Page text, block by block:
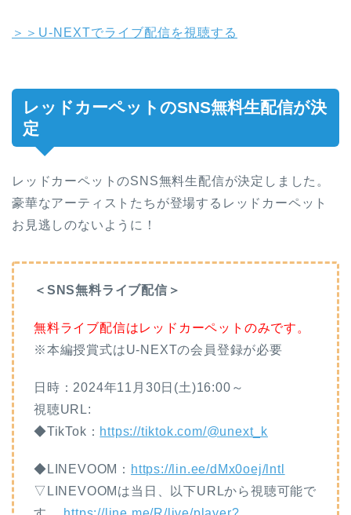
＞＞U-NEXTでライブ配信を視聴する
レッドカーペットのSNS無料生配信が決
定
レッドカーペットのSNS無料生配信が決定しました。
豪華なアーティストたちが登場するレッドカーペット
お見逃しのないように！
＜SNS無料ライブ配信＞
無料ライブ配信はレッドカーペットのみです。
※本編授賞式はU-NEXTの会員登録が必要
日時：2024年11月30日(土)16:00～
視聴URL:
◆TikTok： https://tiktok.com/@unext_k
◆LINEVOOM： https://lin.ee/dMx0oej/lntl
▽LINEVOOMは当日、以下URLから視聴可能で